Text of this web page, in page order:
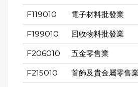
F119010 電子材料批發業
F199010 回收物料批發業
F206010 五金零售業
F215010 首飾及貴金屬零售業